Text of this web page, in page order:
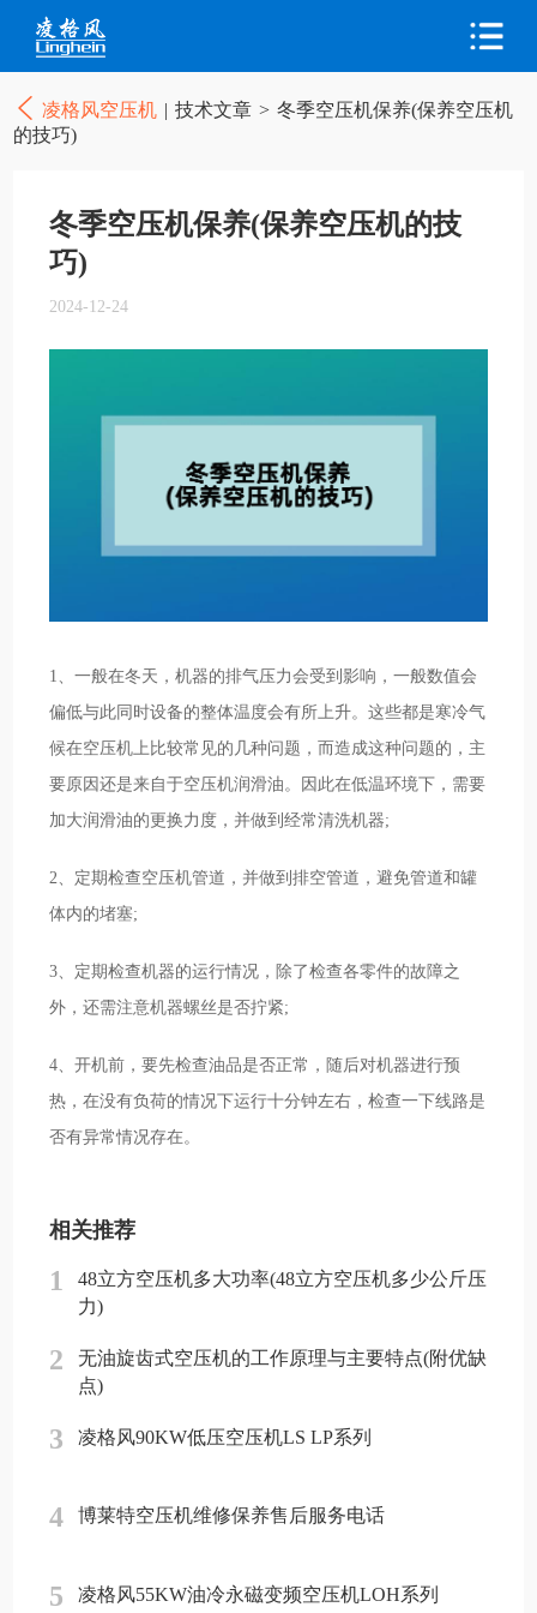
凌格风空压机 | 技术文章 > 冬季空压机保养(保养空压机
的技巧)
冬季空压机保养(保养空压机的技
巧)
2024-12-24
1、一般在冬天，机器的排气压力会受到影响，一般数值会
偏低与此同时设备的整体温度会有所上升。这些都是寒冷气
候在空压机上比较常见的几种问题，而造成这种问题的，主
要原因还是来自于空压机润滑油。因此在低温环境下，需要
加大润滑油的更换力度，并做到经常清洗机器;
2、定期检查空压机管道，并做到排空管道，避免管道和罐
体内的堵塞;
3、定期检查机器的运行情况，除了检查各零件的故障之
外，还需注意机器螺丝是否拧紧;
4、开机前，要先检查油品是否正常，随后对机器进行预
热，在没有负荷的情况下运行十分钟左右，检查一下线路是
否有异常情况存在。
相关推荐
1
48立方空压机多大功率(48立方空压机多少公斤压
力)
2
无油旋齿式空压机的工作原理与主要特点(附优缺
点)
3 凌格风90KW低压空压机LS LP系列
4 博莱特空压机维修保养售后服务电话
5 凌格风55KW油冷永磁变频空压机LOH系列